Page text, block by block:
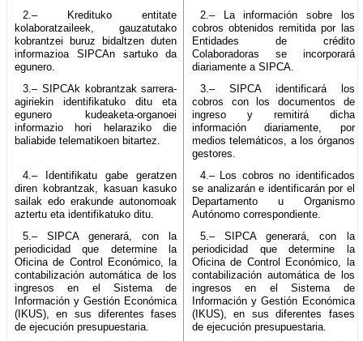
2.– Kredituko entitate
kolaboratzaileek, gauzatutako
kobrantzei buruz bidaltzen duten
informazioa SIPCAn sartuko da
egunero.
2.– La información sobre los
cobros obtenidos remitida por las
Entidades de crédito
Colaboradoras se incorporará
diariamente a SIPCA.
3.– SIPCAk kobrantzak sarrera-
agiriekin identifikatuko ditu eta
egunero kudeaketa-organoei
informazio hori helaraziko die
baliabide telematikoen bitartez.
3.– SIPCA identificará los
cobros con los documentos de
ingreso y remitirá dicha
información diariamente, por
medios telemáticos, a los órganos
gestores.
4.– Identifikatu gabe geratzen
diren kobrantzak, kasuan kasuko
sailak edo erakunde autonomoak
aztertu eta identifikatuko ditu.
4.– Los cobros no identificados
se analizarán e identificarán por el
Departamento u Organismo
Autónomo correspondiente.
5.– SIPCA generará, con la
periodicidad que determine la
Oficina de Control Económico, la
contabilización automática de los
ingresos en el Sistema de
Información y Gestión Económica
(IKUS), en sus diferentes fases
de ejecución presupuestaria.
5.– SIPCA generará, con la
periodicidad que determine la
Oficina de Control Económico, la
contabilización automática de los
ingresos en el Sistema de
Información y Gestión Económica
(IKUS), en sus diferentes fases
de ejecución presupuestaria.